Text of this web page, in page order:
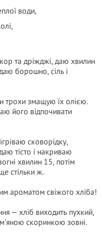
води,
та дріжджі, даю хвилин
борошно, сіль і
трохи змащую їх олією.
його відпочивати
сковорідку,
тісто і накриваю
хвилин 15, потім
стільки ж.
ароматом свіжого хліба!
— хліб виходить пухкий,
скоринкою зовні.